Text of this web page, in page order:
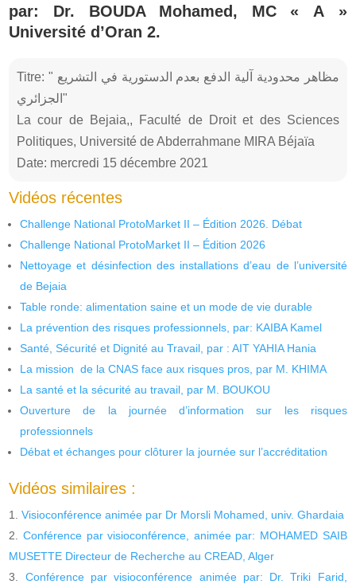
par: Dr. BOUDA Mohamed, MC « A »
Université d’Oran 2.
Titre: " مظاهر محدودية آلية الدفع بعدم الدستورية في التشريع
الجزائري"
La cour de Bejaia,, Faculté de Droit et des Sciences
Politiques, Université de Abderrahmane MIRA Béjaïa
Date: mercredi 15 décembre 2021
Vidéos récentes
Challenge National ProtoMarket II – Édition 2026. Débat
Challenge National ProtoMarket II – Édition 2026
Nettoyage et désinfection des installations d’eau de l’université
de Bejaia
Table ronde: alimentation saine et un mode de vie durable
La prévention des risques professionnels, par: KAIBA Kamel
Santé, Sécurité et Dignité au Travail, par : AIT YAHIA Hania
La mission de la CNAS face aux risques pros, par M. KHIMA
La santé et la sécurité au travail, par M. BOUKOU
Ouverture de la journée d’information sur les risques
professionnels
Débat et échanges pour clôturer la journée sur l’accréditation
Vidéos similaires :
Visioconférence animée par Dr Morsli Mohamed, univ. Ghardaia
Conférence par visioconférence, animée par: MOHAMED SAIB
MUSETTE Directeur de Recherche au CREAD, Alger
Conférence par visioconférence animée par: Dr. Triki Farid,